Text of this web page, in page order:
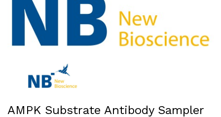
AMPK Substrate Antibody Sampler